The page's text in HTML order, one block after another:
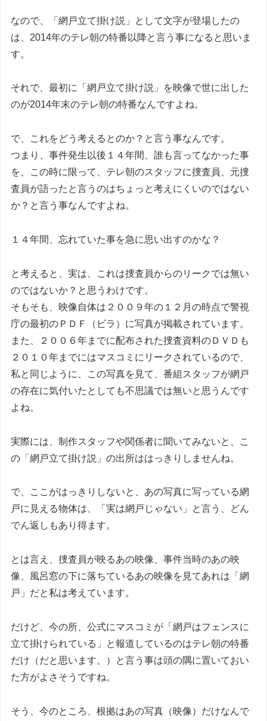
なので、「網戸立て掛け説」として文字が登場したの
は、2014年のテレ朝の特番以降と言う事になると思いま
す。
それで、最初に「網戸立て掛け説」を映像で世に出した
のが2014年末のテレ朝の特番なんですよね。
で、これをどう考えるとのか？と言う事なんです。
つまり、事件発生以後１４年間、誰も言ってなかった事
を、この時に限って、テレ朝のスタッフに捜査員、元捜
査員が語ったと言うのはちょっと考えにくいのではない
か？と言う事なんですよね。
１４年間、忘れていた事を急に思い出すのかな？
と考えると、実は、これは捜査員からのリークでは無い
のではないか？と思うわけです。
そもそも、映像自体は２００９年の１２月の時点で警視
庁の最初のＰＤＦ（ビラ）に写真が掲載されています。
また、２００６年までに配布された捜査資料のＤＶＤも
２０１０年までにはマスコミにリークされているので、
私と同じように、この写真を見て、番組スタッフが網戸
の存在に気付いたとしても不思議では無いと思うんです
よね。
実際には、制作スタッフや関係者に聞いてみないと、こ
の「網戸立て掛け説」の出所ははっきりしませんね。
で、ここがはっきりしないと、あの写真に写っている網
戸に見える物体は、「実は網戸じゃない」と言う、どん
でん返しもあり得ます。
とは言え、捜査員が映るあの映像、事件当時のあの映
像、風呂窓の下に落ちているあの映像を見てあれは「網
戸」だと私は考えています。
だけど、今の所、公式にマスコミが「網戸はフェンスに
立て掛けられている」と報道しているのはテレ朝の特番
だけ（だと思います。）と言う事は頭の隅に置いておい
た方がよさそうですね。
そう、今のところ、根拠はあの写真（映像）だけなんで